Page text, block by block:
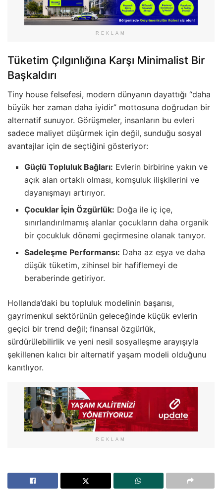
REKLAM
Tüketim Çılgınlığına Karşı Minimalist Bir
Başkaldırı
Tiny house felsefesi, modern dünyanın dayattığı “daha
büyük her zaman daha iyidir” mottosuna doğrudan bir
alternatif sunuyor. Görüşmeler, insanların bu evleri
sadece maliyet düşürmek için değil, sunduğu sosyal
avantajlar için de seçtiğini gösteriyor:
Güçlü Topluluk Bağları: Evlerin birbirine yakın ve
açık alan ortaklı olması, komşuluk ilişkilerini ve
dayanışmayı artırıyor.
Çocuklar İçin Özgürlük: Doğa ile iç içe,
sınırlandırılmamış alanlar çocukların daha organik
bir çocukluk dönemi geçirmesine olanak tanıyor.
Sadeleşme Performansı: Daha az eşya ve daha
düşük tüketim, zihinsel bir hafiflemeyi de
beraberinde getiriyor.
Hollanda’daki bu topluluk modelinin başarısı,
gayrimenkul sektörünün geleceğinde küçük evlerin
geçici bir trend değil; finansal özgürlük,
sürdürülebilirlik ve yeni nesil sosyalleşme arayışıyla
şekillenen kalıcı bir alternatif yaşam modeli olduğunu
kanıtlıyor.
REKLAM